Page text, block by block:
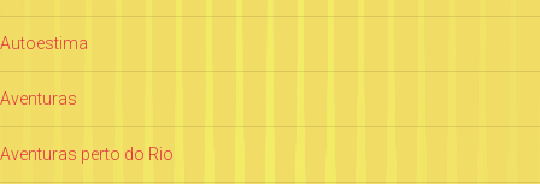
Autoestima
Aventuras
Aventuras perto do Rio